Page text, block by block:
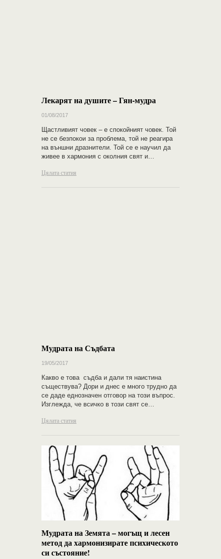
Лекарят на душите – Гян-мудра
01/08/2017
Щастливият човек – е спокойният човек. Той
не се безпокои за проблема, той не реагира
на външни дразнители. Той се е научил да
живее в хармония с околния свят и…
Цялата статия
Мудрата на Съдбата
19/05/2017
Какво е това съдба и дали тя наистина
съществува? Дори и днес е много трудно да
се даде еднозначен отговор на този въпрос.
Изглежда, че всичко в този свят се…
Цялата статия
Мудрата на Земята – могъщ и лесен
метод да хармонизирате психическото
си състояние!